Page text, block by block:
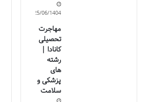
25/06/1404
مهاجرت
تحصیلی
کانادا |
رشته
های
پزشکی و
سلامت